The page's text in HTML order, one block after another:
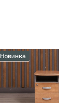
Новинка
Степень износа
стадии проверки.
уточнить
информацию у
магазина